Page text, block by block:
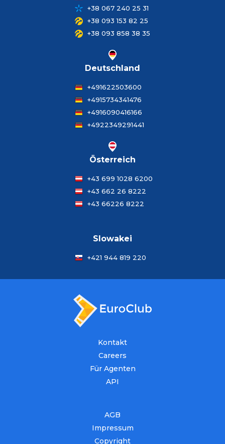
+38 067 240 25 31
+38 093 153 82 25
+38 093 858 38 35
Deutschland
+491622503600
+4915734341476
+4916090416166
+4922349291441
Österreich
+43 699 1028 6200
+43 662 26 8222
+43 66226 8222
Slowakei
+421 944 819 220
Kontakt
Careers
Für Agenten
API
AGB
Impressum
Copyright